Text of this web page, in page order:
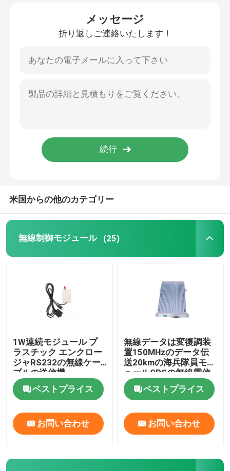
わたしたち に つい て
工場 ツアー
品質管理
ニュース
Company News
無線制御モジュール
無線モードバスのrtu
無線電信I Oモジュール
RF のデータ モジュール
メッセージ
折り返しご連絡いたします！
米国からの他のカテゴリー
無線制御モジュール (25)
1W連続モジュール プ
ラスチック エンクロー
ジャRS232の無線ケー
ブルの送信機
433MHz/868/915MHz
ベストプライス
お問い合わせ
無線データは変復調装
置150MHzのデータ伝
送20kmの海兵隊員モジ
ュールGPSの無線電信
制御を無線で送ります
ベストプライス
お問い合わせ